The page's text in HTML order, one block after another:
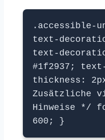
.accessible-
text-
text-
#1f2937;
thickness:
Zusätzliche
Hinweise */
600; }